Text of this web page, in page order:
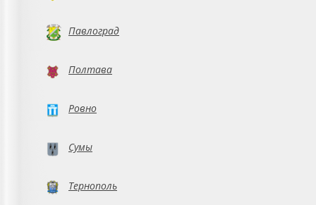
Павлоград
Полтава
Ровно
Сумы
Тернополь